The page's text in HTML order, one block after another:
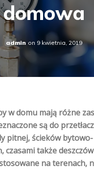
domowa
admin on 9 kwietnia, 2019
w domu mają różne
są do
pitnej, ścieków bytowo-
czasami także
na terenach,